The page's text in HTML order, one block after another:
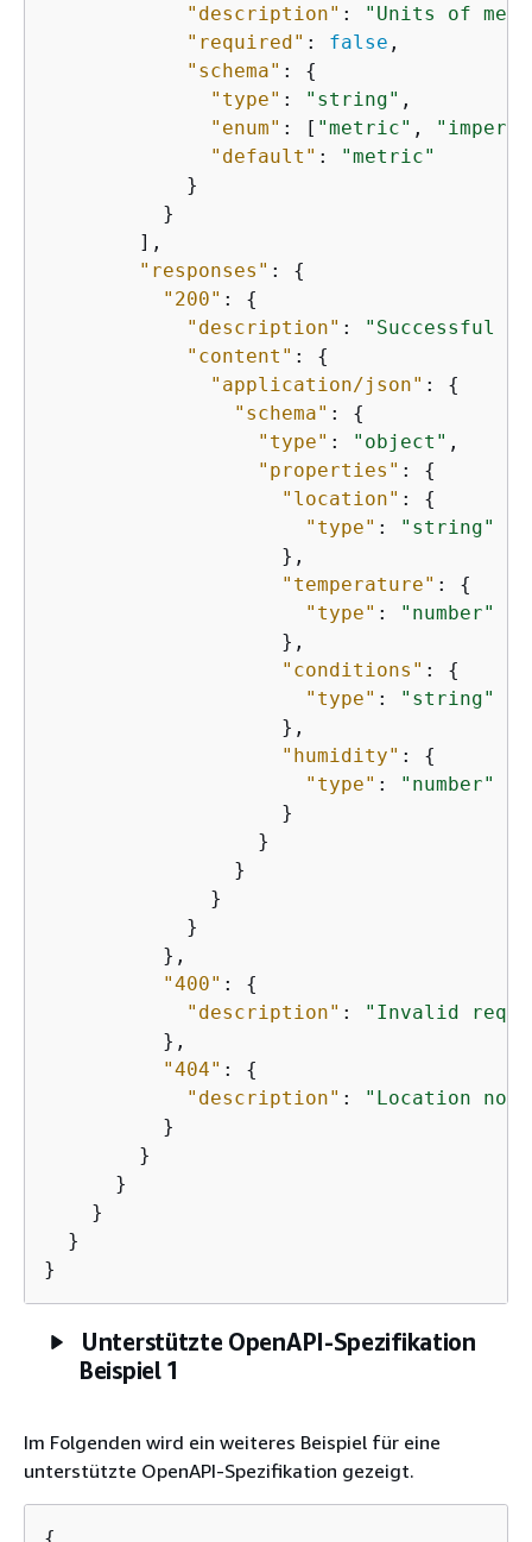
"description" :
"Units of
"required" : false ,
"schema" : {
"type" : "string" ,
"enum" : [ "metric" ,
"default" :
"metric"
            }
          }
        ],
"responses" : {
"200" : {
"description" :
"Successful
"content" : {
"application/json" : {
"schema" : {
"type" : "object" ,
"properties" : {
"location" : {
"type" :
"string"
                    },
"temperature" : {
"type" :
"number"
                    },
"conditions" : {
"type" :
"string"
                    },
"humidity" : {
"type" :
"number"
                    }
                  }
                }
              }
            }
          },
"400" : {
"description" :
"Invalid
          },
"404" : {
"description" :
"Location not
          }
        }
      }
    }
  }
}
Unterstützte OpenAPI-Spezifikation
Beispiel 1
Im Folgenden wird ein weiteres Beispiel für eine
unterstützte OpenAPI-Spezifikation gezeigt.
{